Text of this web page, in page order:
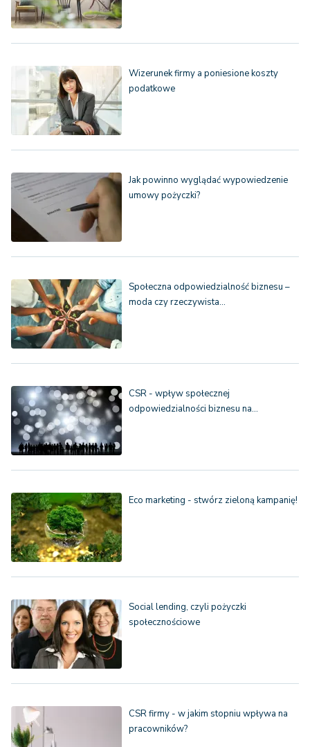
Wizerunek firmy a poniesione koszty
podatkowe
Jak powinno wyglądać wypowiedzenie
umowy pożyczki?
Społeczna odpowiedzialność biznesu –
moda czy rzeczywista…
CSR - wpływ społecznej
odpowiedzialności biznesu na…
Eco marketing - stwórz zieloną kampanię!
Social lending, czyli pożyczki
społecznościowe
CSR firmy - w jakim stopniu wpływa na
pracowników?